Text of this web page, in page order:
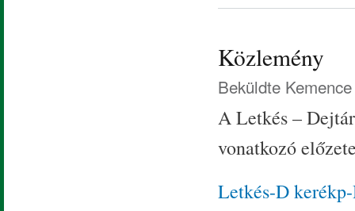
Közlemény
Beküldte
A Letkés –
vonatkozó
Letkés-D